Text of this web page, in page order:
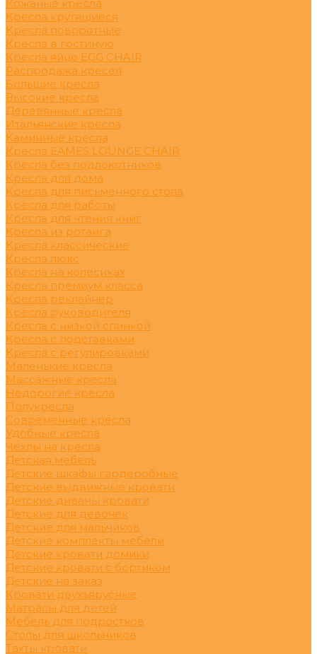
Кожаные кресла
Кресла крутящиеся
Кресла поворотные
Кресла в гостиную
Кресла яйцо EGG CHAIR
Распродажа кресел
Большие кресла
Высокие кресла
Деревянные кресла
Итальянские кресла
Каминные кресла
Кресла EAMES LOUNGE CHAIR
Кресла без подлокотников
Кресла для дома
Кресла для письменного стола
Кресла для работы
Кресла для чтения книг
Кресла из ротанга
Кресла классические
Кресла люкс
Кресла на колесиках
Кресла премиум класса
Кресла реклайнер
Кресла руководителя
Кресла с низкой спинкой
Кресла с подставками
Кресла с регулировками
Маленькие кресла
Массажные кресла
Недорогие кресла
Полукресла
Современные кресла
Удобные кресла
Чехлы на кресла
Детская мебель
Детские шкафы гардеробные
Детские выдвижные кровати
Детские диваны кровати
Детские для девочек
Детские для мальчиков
Детские комплекты мебели
Детские кровати домики
Детские кровати с бортиком
Детские на заказ
Кровати двухъярусные
Матрасы для детей
Мебель для подростков
Столы для школьников
Тахты кровати